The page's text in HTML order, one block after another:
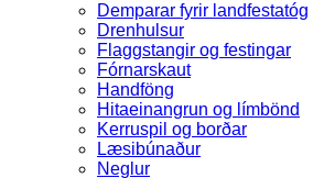
Demparar fyrir landfestatóg
Drenhulsur
Flaggstangir og festingar
Fórnarskaut
Handföng
Hitaeinangrun og límbönd
Kerruspil og borðar
Læsibúnaður
Neglur